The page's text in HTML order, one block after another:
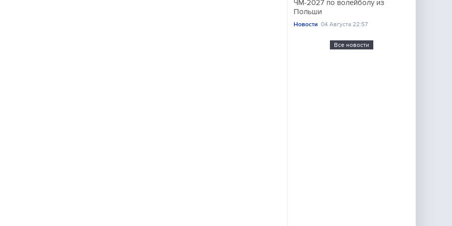
ЧМ-2027 по волейболу из
Польши
Новости 04 Августа 22:57
Все новости